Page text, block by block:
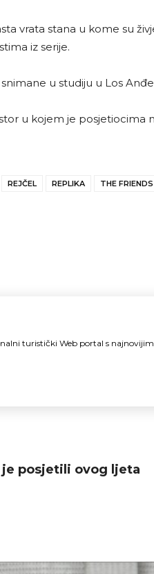
vrata stana u kome su
iz serije.
u studiju u Los
u kojem je
REJČEL REPLIKA THE
turistički Web portal s
posjetili ovog ljeta